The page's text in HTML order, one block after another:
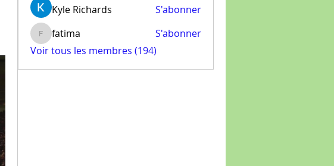
Kyle Richards S'abonner
fatima
fatima
S'abonner
Voir tous les membres (194)